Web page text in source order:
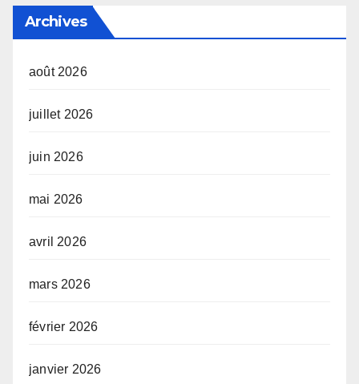
Archives
août 2026
juillet 2026
juin 2026
mai 2026
avril 2026
mars 2026
février 2026
janvier 2026